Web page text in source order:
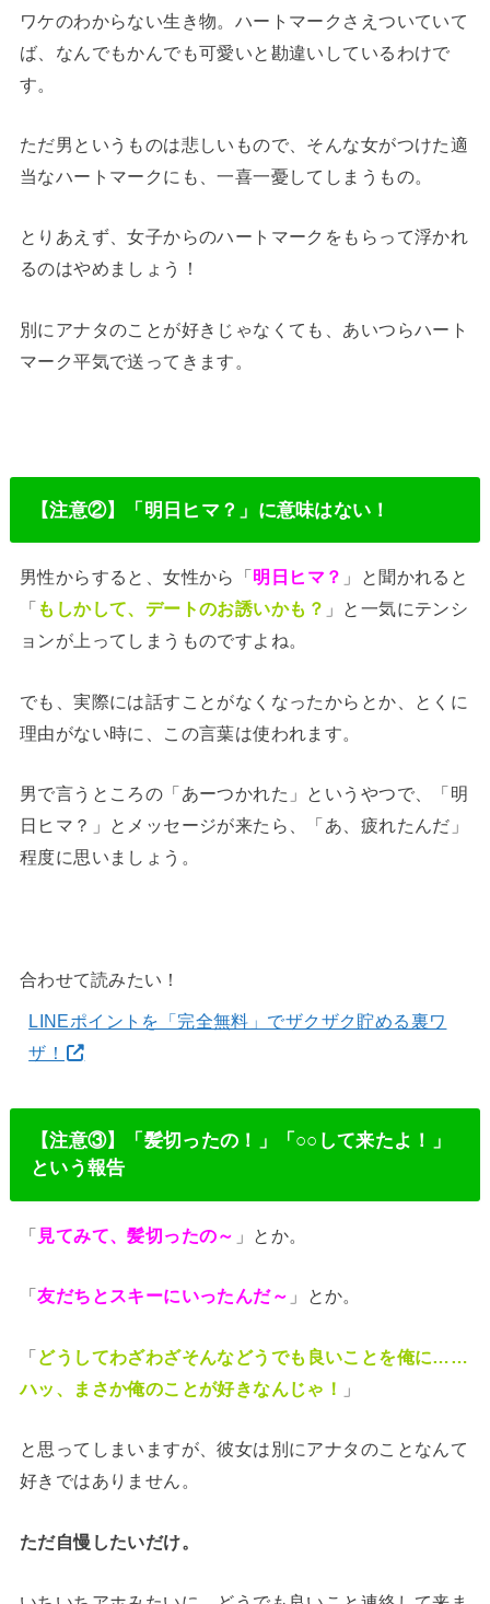
ワケのわからない生き物。ハートマークさえついていて
ば、なんでもかんでも可愛いと勘違いしているわけで
す。
ただ男というものは悲しいもので、そんな女がつけた適
当なハートマークにも、一喜一憂してしまうもの。
とりあえず、女子からのハートマークをもらって浮かれ
るのはやめましょう！
別にアナタのことが好きじゃなくても、あいつらハート
マーク平気で送ってきます。
【注意②】「明日ヒマ？」に意味はない！
男性からすると、女性から「明日ヒマ？ 」と聞かれると
「 もしかして、デートのお誘いかも？ 」と一気にテンシ
ョンが上ってしまうものですよね。
でも、実際には話すことがなくなったからとか、とくに
理由がない時に、この言葉は使われます。
男で言うところの「あーつかれた」というやつで、「明
日ヒマ？」とメッセージが来たら、「あ、疲れたんだ」
程度に思いましょう。
合わせて読みたい！
LINEポイントを「完全無料」でザクザク貯める裏ワ
ザ！
【注意③】「髪切ったの！」「○○して来たよ！」
という報告
「 見てみて、髪切ったの～ 」とか。
「友だちとスキーにいったんだ～ 」とか。
「どうしてわざわざそんなどうでも良いことを俺に……
ハッ、まさか俺のことが好きなんじゃ！
」
と思ってしまいますが、彼女は別にアナタのことなんて
好きではありません。
ただ自慢したいだけ。